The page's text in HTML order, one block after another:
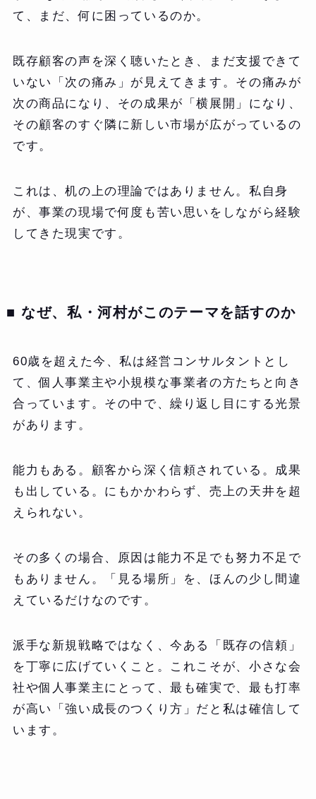
て、まだ、何に困っているのか。
既存顧客の声を深く聴いたとき、まだ支援できて
いない「次の痛み」が見えてきます。その痛みが
次の商品になり、その成果が「横展開」になり、
その顧客のすぐ隣に新しい市場が広がっているの
です。
これは、机の上の理論ではありません。私自身
が、事業の現場で何度も苦い思いをしながら経験
してきた現実です。
■ なぜ、私・河村がこのテーマを話すのか
60歳を超えた今、私は経営コンサルタントとし
て、個人事業主や小規模な事業者の方たちと向き
合っています。その中で、繰り返し目にする光景
があります。
能力もある。顧客から深く信頼されている。成果
も出している。にもかかわらず、売上の天井を超
えられない。
その多くの場合、原因は能力不足でも努力不足で
もありません。「見る場所」を、ほんの少し間違
えているだけなのです。
派手な新規戦略ではなく、今ある「既存の信頼」
を丁寧に広げていくこと。これこそが、小さな会
社や個人事業主にとって、最も確実で、最も打率
が高い「強い成長のつくり方」だと私は確信して
います。